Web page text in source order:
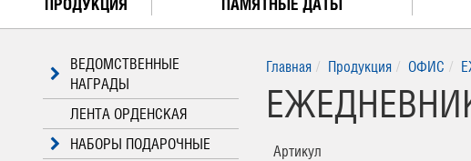
ВЕДОМСТВЕННЫЕ
НАГРАДЫ
ЛЕНТА ОРДЕНСКАЯ
НАБОРЫ ПОДАРОЧНЫЕ
Главная Продукция ОФИС
Артикул